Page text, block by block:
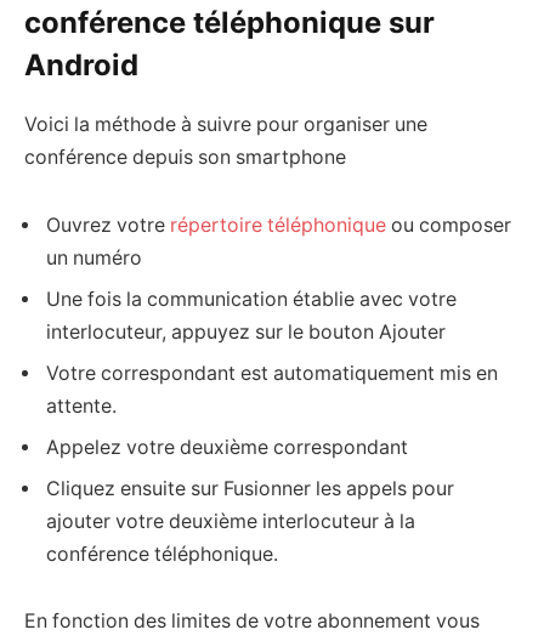
conférence téléphonique sur
Android
Voici la méthode à suivre pour organiser une
conférence depuis son smartphone
Ouvrez votre répertoire téléphonique ou composer
un numéro
Une fois la communication établie avec votre
interlocuteur, appuyez sur le bouton Ajouter
Votre correspondant est automatiquement mis en
attente.
Appelez votre deuxième correspondant
Cliquez ensuite sur Fusionner les appels pour
ajouter votre deuxième interlocuteur à la
conférence téléphonique.
En fonction des limites de votre abonnement vous